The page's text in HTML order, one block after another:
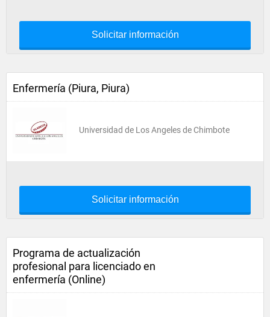
Solicitar información
Enfermería (Piura, Piura)
Universidad de Los Angeles de Chimbote
Solicitar información
Programa de actualización
profesional para licenciado en
enfermería (Online)